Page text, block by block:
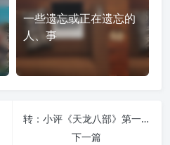
一些遗忘或正在遗忘的
人、事
转：小评《天龙八部》第一佳人
下一篇